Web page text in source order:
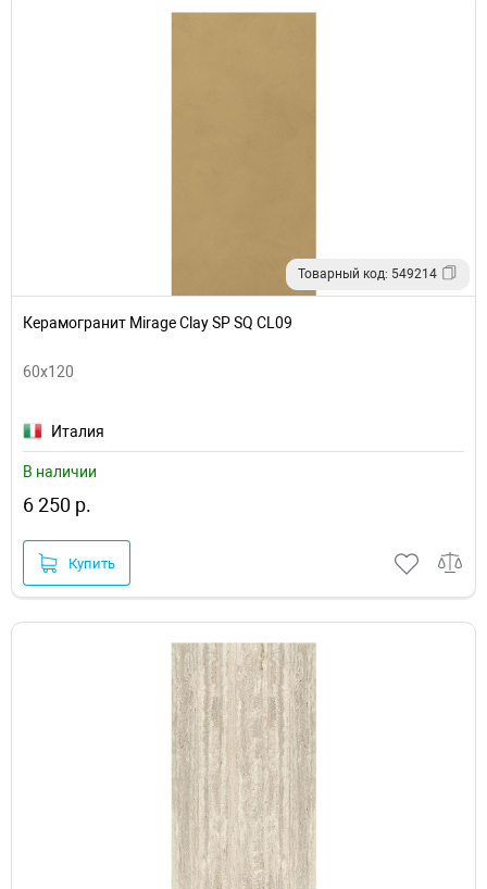
Товарный код: 549214
Керамогранит Mirage Clay SP SQ CL09
60x120
Италия
В наличии
6 250 р.
Купить